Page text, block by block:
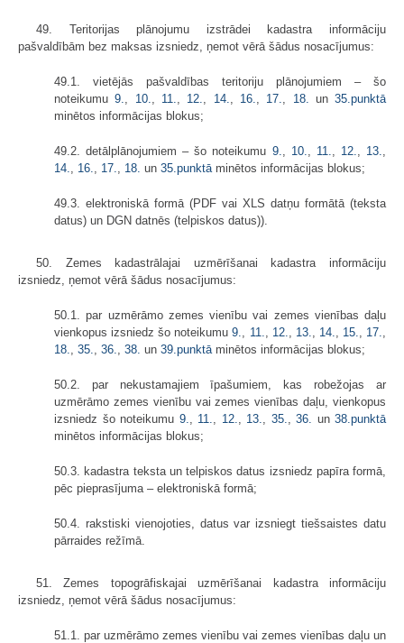
49. Teritorijas plānojumu izstrādei kadastra informāciju
pašvaldībām bez maksas izsniedz, ņemot vērā šādus nosacījumus:
49.1. vietējās pašvaldības teritoriju plānojumiem – šo
noteikumu9. 10. 11. 12. 14. 16. 17. 18. un35.punktā
minētos informācijas blokus;
49.2. detālplānojumiem – šo noteikumu 9. 10. 11. 12. 13.
14.
16. 17. 18. un 35.punktā minētos informācijas blokus;
49.3. elektroniskā formā (PDF vai XLS datņu formātā (teksta
datus) un DGN datnēs (telpiskos datus)).
50. Zemes kadastrālajai uzmērīšanai kadastra informāciju
izsniedz, ņemot vērā šādus nosacījumus:
50.1. par uzmērāmo zemes vienību vai zemes vienības daļu
vienkopus izsniedz šo noteikumu9. 11. 12. 13. 14. 15. 17.
18.
35. 36. 38. un 39.punktā minētos informācijas blokus;
50.2. par nekustamajiem īpašumiem, kas robežojas ar
uzmērāmo zemes vienību vai zemes vienības daļu, vienkopus
izsniedz šo noteikumu 9. 11. 12. 13. 35. 36. un 38.punktā
minētos informācijas blokus;
50.3. kadastra teksta un telpiskos datus izsniedz papīra formā,
pēc pieprasījuma – elektroniskā formā;
50.4. rakstiski vienojoties, datus var izsniegt tiešsaistes datu
pārraides režīmā.
51. Zemes topogrāfiskajai uzmērīšanai kadastra informāciju
izsniedz, ņemot vērā šādus nosacījumus:
51.1. par uzmērāmo zemes vienību vai zemes vienības daļu un